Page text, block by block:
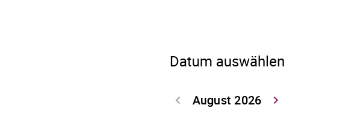
Datum auswählen
August 2026
keyboard_arrow_left
keyboard_arrow_right